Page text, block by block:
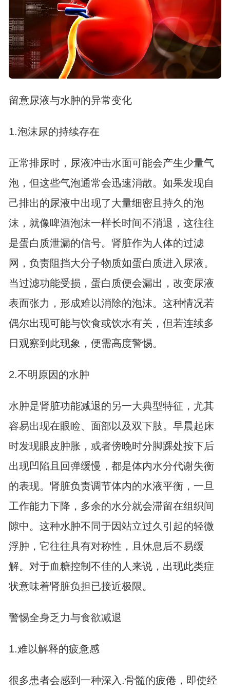
留意尿液与水肿的异常变化
1.泡沫尿的持续存在
正常排尿时，尿液冲击水面可能会产生少量气
泡，但这些气泡通常会迅速消散。如果发现自
己排出的尿液中出现了大量细密且持久的泡
沫，就像啤酒泡沫一样长时间不消退，这往往
是蛋白质泄漏的信号。肾脏作为人体的过滤
网，负责阻挡大分子物质如蛋白质进入尿液。
当过滤功能受损，蛋白质便会漏出，改变尿液
表面张力，形成难以消除的泡沫。这种情况若
偶尔出现可能与饮食或饮水有关，但若连续多
日观察到此现象，便需高度警惕。
2.不明原因的水肿
水肿是肾脏功能减退的另一大典型特征，尤其
容易出现在眼睑、面部以及双下肢。早晨起床
时发现眼皮肿胀，或者傍晚时分脚踝处按下后
出现凹陷且回弹缓慢，都是体内水分代谢失衡
的表现。肾脏负责调节体内的水液平衡，一旦
工作能力下降，多余的水分就会滞留在组织间
隙中。这种水肿不同于因站立过久引起的轻微
浮肿，它往往具有对称性，且休息后不易缓
解。对于血糖控制不佳的人来说，出现此类症
状意味着肾脏负担已接近极限。
警惕全身乏力与食欲减退
1.难以解释的疲惫感
很多患者会感到一种深入.骨髓的疲倦，即使经